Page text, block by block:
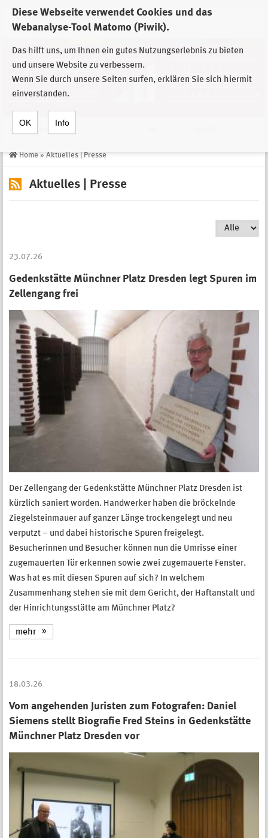
Diese Webseite verwendet Cookies und das
Webanalyse-Tool Matomo (Piwik).
Das hilft uns, um Ihnen ein gutes Nutzungserlebnis zu bieten
und unsere Website zu verbessern.
Wenn Sie durch unsere Seiten surfen, erklären Sie sich hiermit
einverstanden.
OK Info
Zur Auswahl der Einrichtungen der
Stiftung Sächsische Gedenkstätten
Home » Aktuelles | Presse
Aktuelles | Presse
23.07.26
Gedenkstätte Münchner Platz Dresden legt Spuren im
Zellengang frei
Der Zellengang der Gedenkstätte Münchner Platz Dresden ist
kürzlich saniert worden. Handwerker haben die bröckelnde
Ziegelsteinmauer auf ganzer Länge trockengelegt und neu
verputzt – und dabei historische Spuren freigelegt.
Besucherinnen und Besucher können nun die Umrisse einer
zugemauerten Tür erkennen sowie zwei zugemauerte Fenster.
Was hat es mit diesen Spuren auf sich? In welchem
Zusammenhang stehen sie mit dem Gericht, der Haftanstalt und
der Hinrichtungsstätte am Münchner Platz?
mehr
18.03.26
Vom angehenden Juristen zum Fotografen: Daniel
Siemens stellt Biografie Fred Steins in Gedenkstätte
Münchner Platz Dresden vor